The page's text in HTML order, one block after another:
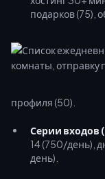
подарков (75),
профиля (50).
Серии входов
14 (750/день),
день).